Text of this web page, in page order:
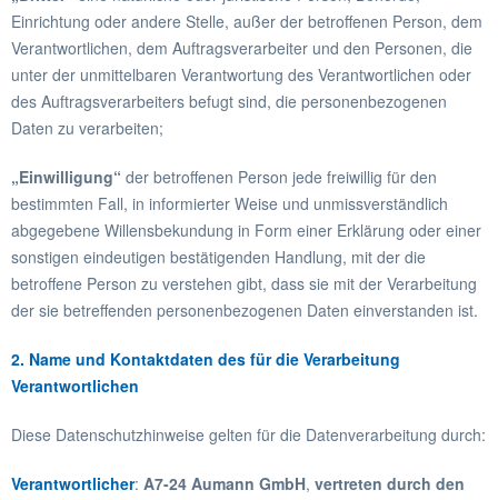
Einrichtung oder andere Stelle, außer der betroffenen Person, dem
Verantwortlichen, dem Auftragsverarbeiter und den Personen, die
unter der unmittelbaren Verantwortung des Verantwortlichen oder
des Auftragsverarbeiters befugt sind, die personenbezogenen
Daten zu verarbeiten;
„Einwilligung“ der betroffenen Person jede freiwillig für den
bestimmten Fall, in informierter Weise und unmissverständlich
abgegebene Willensbekundung in Form einer Erklärung oder einer
sonstigen eindeutigen bestätigenden Handlung, mit der die
betroffene Person zu verstehen gibt, dass sie mit der Verarbeitung
der sie betreffenden personenbezogenen Daten einverstanden ist.
2. Name und Kontaktdaten des für die Verarbeitung
Verantwortlichen
Diese Datenschutzhinweise gelten für die Datenverarbeitung durch:
Verantwortlicher: A7-24 Aumann GmbH, vertreten durch den